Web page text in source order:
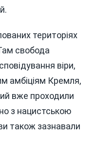
територіях
свобода
віри,
амбіціям Кремля,
вже проходили
з нацистською
також зазнавали